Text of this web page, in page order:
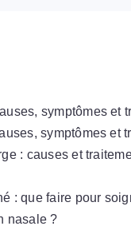
symptômes et
symptômes et
: causes et
: que faire pour
nasale ?